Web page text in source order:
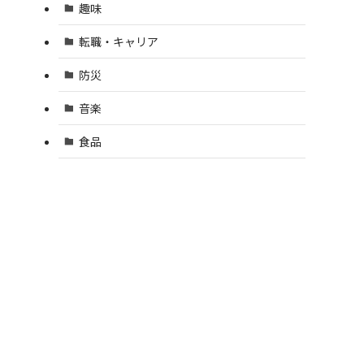
趣味
転職・キャリア
防災
音楽
食品